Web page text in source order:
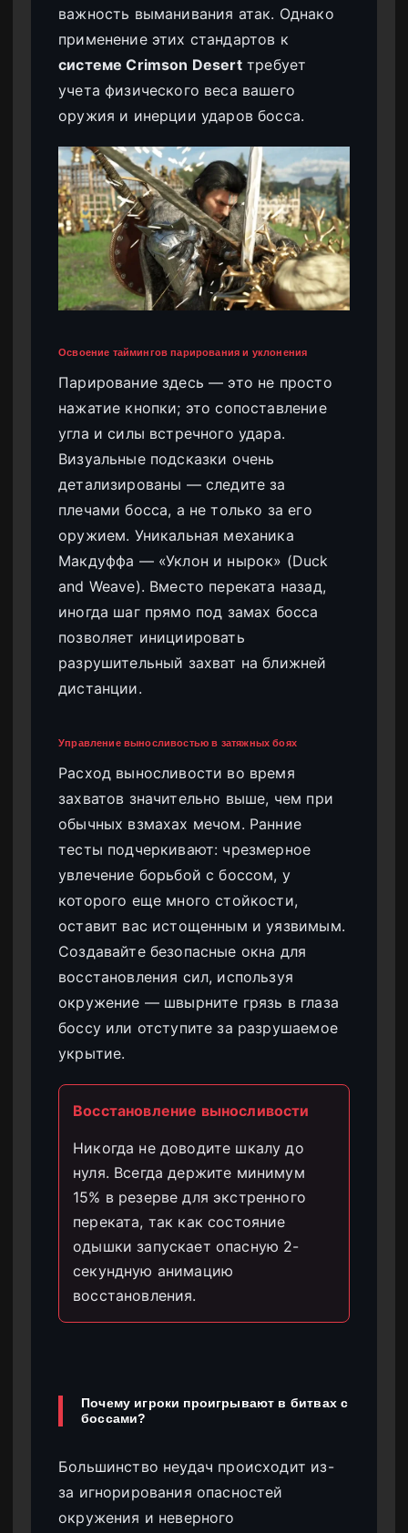
важность выманивания атак. Однако
применение этих стандартов к
системе Crimson Desertтребует
учета физического веса вашего
оружия и инерции ударов босса.
Освоение таймингов парирования и уклонения
Парирование здесь — это не просто
нажатие кнопки; это сопоставление
угла и силы встречного удара.
Визуальные подсказки очень
детализированы — следите за
плечами босса, а не только за его
оружием. Уникальная механика
Макдуффа — «Уклон и нырок» (Duck
and Weave). Вместо переката назад,
иногда шаг прямо под замах босса
позволяет инициировать
разрушительный захват на ближней
дистанции.
Управление выносливостью в затяжных боях
Расход выносливости во время
захватов значительно выше, чем при
обычных взмахах мечом. Ранние
тесты подчеркивают: чрезмерное
увлечение борьбой с боссом, у
которого еще много стойкости,
оставит вас истощенным и уязвимым.
Создавайте безопасные окна для
восстановления сил, используя
окружение — швырните грязь в глаза
боссу или отступите за разрушаемое
укрытие.
Восстановление выносливости
Никогда не доводите шкалу до
нуля. Всегда держите минимум
15% в резерве для экстренного
переката, так как состояние
одышки запускает опасную 2-
секундную анимацию
восстановления.
Почему игроки проигрывают в битвах с
боссами?
Большинство неудач происходит из-
за игнорирования опасностей
окружения и неверного